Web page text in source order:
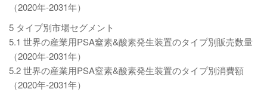
（2020年-2031年）
5 タイプ別市場セグメント
5.1 世界の産業用PSA窒素&酸素発生装置のタイプ別販売数量
（2020年-2031年）
5.2 世界の産業用PSA窒素&酸素発生装置のタイプ別消費額
（2020年-2031年）